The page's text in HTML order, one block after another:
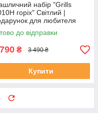
набір "Grills
горіх" Світлий |
для любителя
до відправки
₴ 3 490 ₴
Купити